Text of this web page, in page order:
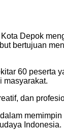
Depok
bertujuan
60
masyarakat.
dan
Indonesia.